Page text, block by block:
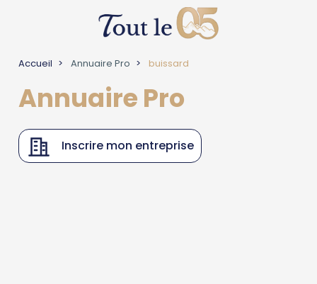
Accueil Annuaire Pro buissard
Annuaire Pro
Inscrire mon entreprise